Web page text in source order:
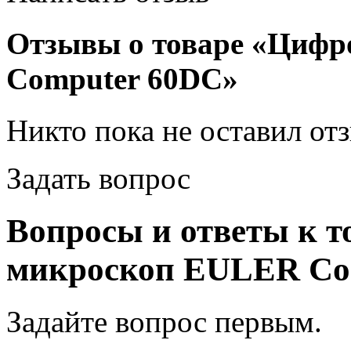
Отзывы о товаре
Computer 60DC»
Никто пока не оставил
Задать вопрос
Вопросы и ответы к
микроскоп EULER
Задайте вопрос первым.